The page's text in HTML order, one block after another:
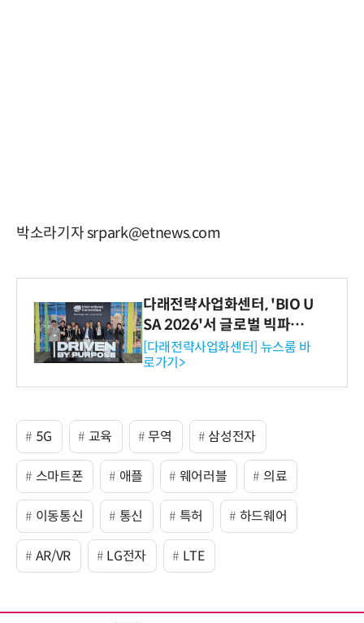
박소라기자 srpark@etnews.com
다래전략사업화센터, 'BIO U
SA 2026'서 글로벌 빅파마
와의 비즈니스 미팅 지원…K
-바이오 해외 진출 교두보 확
보
[다래전략사업화센터] 뉴스룸 바
로가기>
5G 교육 무역 삼성전자
스마트폰 애플 웨어러블 의료
이동통신 통신 특허 하드웨어
AR/VR LG전자 LTE